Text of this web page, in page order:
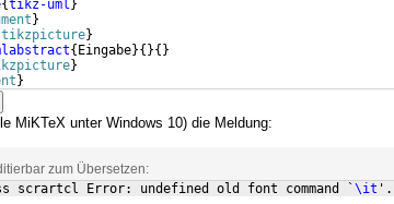
{tikz-uml }
}
tikzpicture}
{ Eingabe}{ }{ }
}
}
MiKTeX unter Windows 10) die Meldung:
zum Übersetzen:
scrartcl Error: undefined old font command `\it '.